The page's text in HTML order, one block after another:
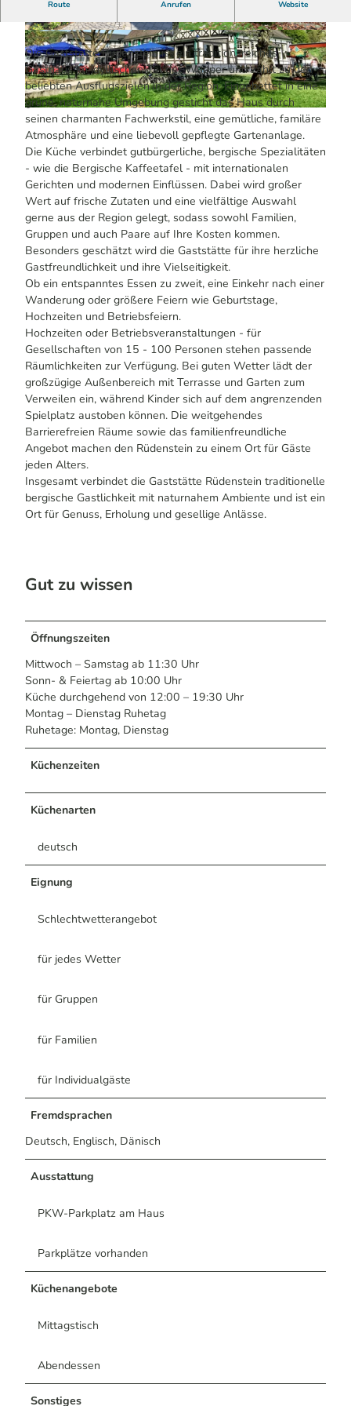
© Gaststätte Rüdenstein | KI-optimiert
© Gaststätte Rüdenstein | KI-optimiert © Gaststätte Rüdenstein | KI-optimiert
Route Anrufen Website
Die Gaststätte Rüdenstein ist ein traditionsreiches
Gasthaus im idyllischen Tal der Wupper und zählt zu den
beliebten Ausflugszielen in der Region. Eingebettet in eine
grüne, naturnahe Umgebung gesticht das Haus durch
seinen charmanten Fachwerkstil, eine gemütliche, familäre
Atmosphäre und eine liebevoll gepflegte Gartenanlage.
Die Küche verbindet gutbürgerliche, bergische Spezialitäten
- wie die Bergische Kaffeetafel - mit internationalen
Gerichten und modernen Einflüssen. Dabei wird großer
Wert auf frische Zutaten und eine vielfältige Auswahl
gerne aus der Region gelegt, sodass sowohl Familien,
Gruppen und auch Paare auf Ihre Kosten kommen.
Besonders geschätzt wird die Gaststätte für ihre herzliche
Gastfreundlichkeit und ihre Vielseitigkeit.
Ob ein entspanntes Essen zu zweit, eine Einkehr nach einer
Wanderung oder größere Feiern wie Geburtstage,
Hochzeiten und Betriebsfeiern.
Hochzeiten oder Betriebsveranstaltungen - für
Gesellschaften von 15 - 100 Personen stehen passende
Räumlichkeiten zur Verfügung. Bei guten Wetter lädt der
großzügige Außenbereich mit Terrasse und Garten zum
Verweilen ein, während Kinder sich auf dem angrenzenden
Spielplatz austoben können. Die weitgehendes
Barrierefreien Räume sowie das familienfreundliche
Angebot machen den Rüdenstein zu einem Ort für Gäste
jeden Alters.
Insgesamt verbindet die Gaststätte Rüdenstein traditionelle
bergische Gastlichkeit mit naturnahem Ambiente und ist ein
Ort für Genuss, Erholung und gesellige Anlässe.
Gut zu wissen
Öffnungszeiten
Mittwoch – Samstag ab 11:30 Uhr
Sonn- & Feiertag ab 10:00 Uhr
Küche durchgehend von 12:00 – 19:30 Uhr
Montag – Dienstag Ruhetag
Ruhetage: Montag, Dienstag
Küchenzeiten
Küchenarten
deutsch
Eignung
Schlechtwetterangebot
für jedes Wetter
für Gruppen
für Familien
für Individualgäste
Fremdsprachen
Deutsch, Englisch, Dänisch
Ausstattung
PKW-Parkplatz am Haus
Parkplätze vorhanden
Küchenangebote
Mittagstisch
Abendessen
Sonstiges